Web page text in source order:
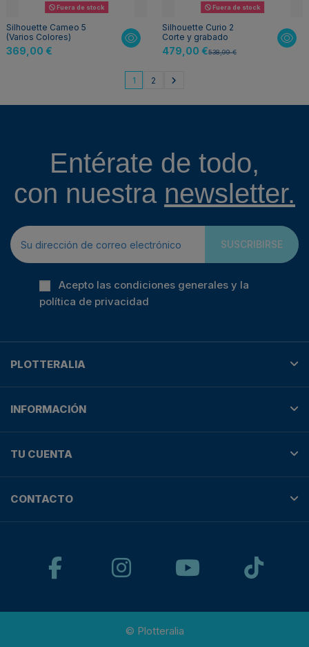
Fuera de stock
Silhouette Cameo 5
(Varios Colores)
369,00 €
Fuera de stock
Silhouette Curio 2
Corte y grabado
479,00 €538,99 €
1 2
Entérate de todo,
con nuestra newsletter.
SUSCRIBIRSE
Acepto las condiciones generales y la
política de privacidad
PLOTTERALIA
INFORMACIÓN
TU CUENTA
CONTACTO
© Plotteralia